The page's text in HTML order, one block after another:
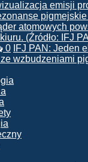
0 IFJ PAN: Jeden
wzbudzeniami